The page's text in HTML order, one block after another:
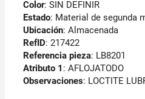
Color: SIN DEFINIR
Estado: Material de segunda
Ubicación: Almacenada
RefID: 217422
Referencia pieza: LB8201
Atributo 1 : AFLOJATODO
Observaciones: LOCTITE